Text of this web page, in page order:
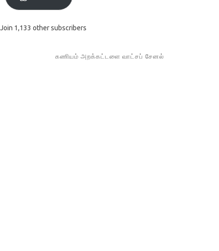
Join 1,133 other subscribers
கணியம் அறக்கட்டளை வாட்சப் சேனல்